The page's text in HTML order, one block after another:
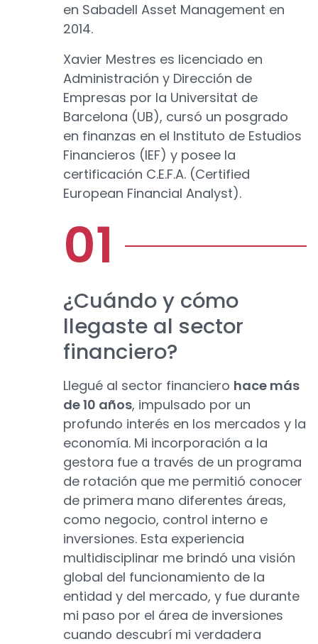
en Sabadell Asset Management en
2014.
Xavier Mestres es licenciado en
Administración y Dirección de
Empresas por la Universitat de
Barcelona (UB), cursó un posgrado
en finanzas en el Instituto de Estudios
Financieros (IEF) y posee la
certificación C.E.F.A. (Certified
European Financial Analyst).
¿Cuándo y cómo
llegaste al sector
financiero?
Llegué al sector financiero hace más
de 10 años, impulsado por un
profundo interés en los mercados y la
economía. Mi incorporación a la
gestora fue a través de un programa
de rotación que me permitió conocer
de primera mano diferentes áreas,
como negocio, control interno e
inversiones. Esta experiencia
multidisciplinar me brindó una visión
global del funcionamiento de la
entidad y del mercado, y fue durante
mi paso por el área de inversiones
cuando descubrí mi verdadera